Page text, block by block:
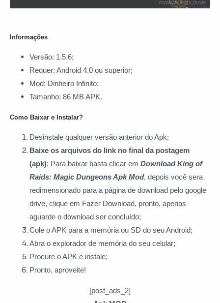
Informações
Versão: 1.5.6;
Requer: Android 4.0 ou superior;
Mod: Dinheiro Infinito;
Tamanho: 86 MB APK.
Como Baixar e Instalar?
Desinstale qualquer versão anterior do Apk;
Baixe os arquivos do link no final da postagem
(apk); Para baixar basta clicar em Download King of
Raids: Magic Dungeons Apk Mod, depois você sera
redimensionado para a página de download pelo google
drive, clique em Fazer Download, pronto, apenas
aguarde o download ser concluído;
Cole o APK para a memória ou SD do seu Android;
Abra o explorador de memória do seu celular;
Procure o APK e instale;
Pronto, aproveite!
[post_ads_2]